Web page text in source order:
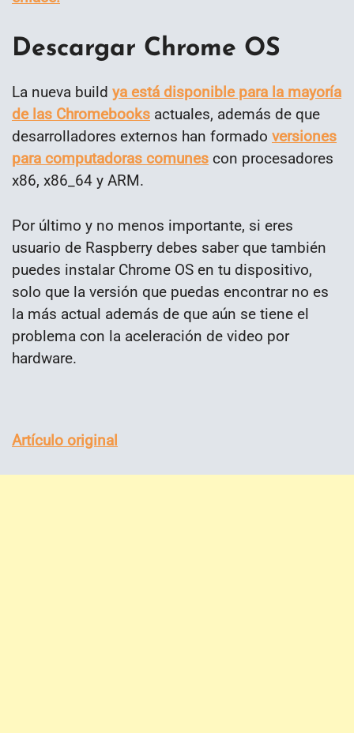
Descargar Chrome OS
La nueva build ya está disponible para la mayoría
de las Chromebooks actuales, además de que
desarrolladores externos han formado versiones
para computadoras comunes con procesadores
x86, x86_64 y ARM.
Por último y no menos importante, si eres
usuario de Raspberry debes saber que también
puedes instalar Chrome OS en tu dispositivo,
solo que la versión que puedas encontrar no es
la más actual además de que aún se tiene el
problema con la aceleración de video por
hardware.
Artículo original